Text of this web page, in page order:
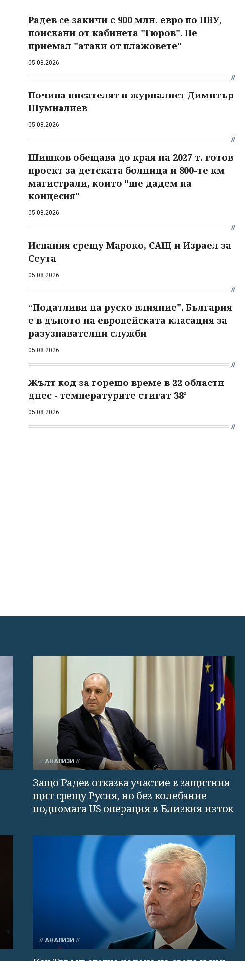
Радев се закичи с 900 млн. евро по ПВУ,
поискани от кабинета "Гюров". Не
приемал "атаки от плажовете"
05.08.2026
Почина писателят и журналист Димитър
Шумналиев
05.08.2026
Шишков обещава до края на 2027 т. готов
проект за детската болница и 800-те км
магистрали, които "ще дадем на
концесия"
05.08.2026
Испания срещу Мароко, САЩ и Израел за
Сеута
05.08.2026
“Податливи на руско влияние". България
е в дъното на европейската класация за
разузнавателни служби
05.08.2026
Жълт код за горещо време в 22 области
днес - температурите стигат 38°
05.08.2026
АНАЛИЗИ
Защо Радев отказва участие в защитния
щит срещу Русия, но без колебание
подпомага US операция в Близкия изток
АНАЛИЗИ